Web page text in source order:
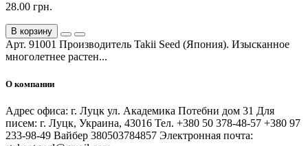
28.00 грн.
В корзину
Арт. 91001 Производитель Takii Seed (Япония). Изысканное
многолетнее растен...
О компании
Адрес офиса: г. Луцк ул. Академика Потебни дом 31 Для
писем: г. Луцк, Украина, 43016 Тел. +380 50 378-48-57 +380 97
233-98-49 Вайбер 380503784857 Электронная почта: